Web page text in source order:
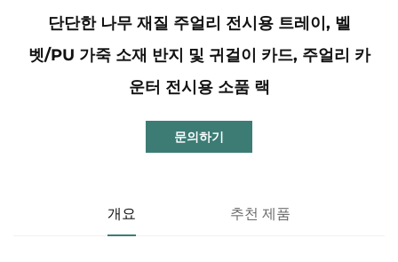
단단한 나무 재질 주얼리 전시용 트레이, 벨
벳/PU 가죽 소재 반지 및 귀걸이 카드, 주얼리 카
운터 전시용 소품 랙
문의하기
개요 추천 제품